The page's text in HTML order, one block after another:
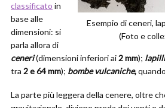
Esempio di ceneri,
(Foto e
classificato in
base alle
dimensioni: si
parla allora di
ceneri(dimensioni inferiori ai2 mm); lapilli
tra 2 e 64 mm); bombe vulcaniche,
La parte più leggera della cenere, oltre